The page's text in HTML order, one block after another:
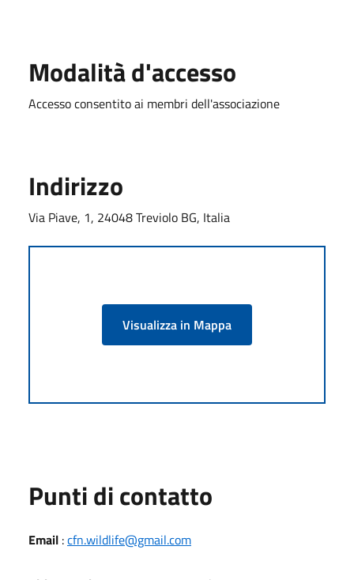
Modalità d'accesso
Accesso consentito ai membri dell'associazione
Indirizzo
Via Piave, 1, 24048 Treviolo BG, Italia
Visualizza in Mappa
Punti di contatto
Email :cfn.wildlife@gmail.com